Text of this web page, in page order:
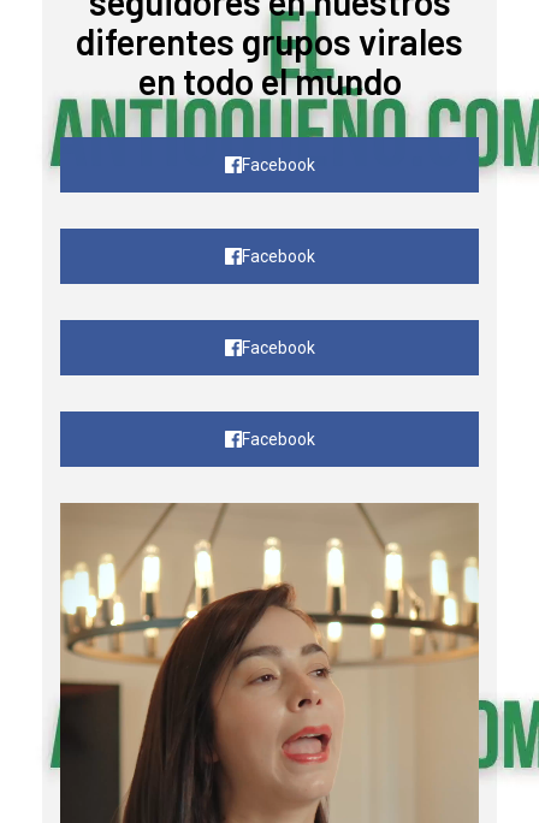
diferentes grupos virales
en todo el mundo
Facebook
Facebook
Facebook
Facebook